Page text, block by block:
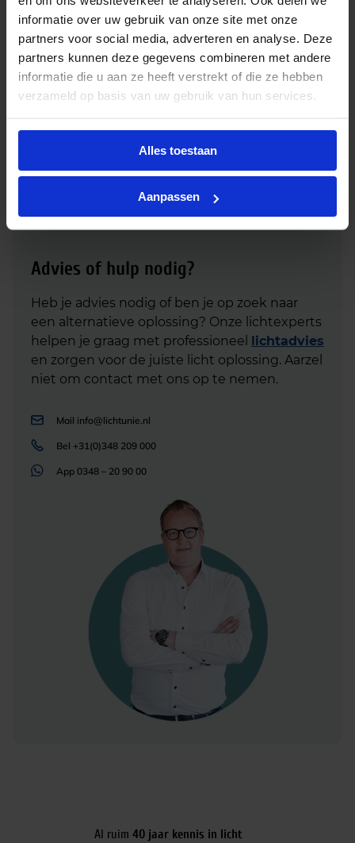
informatie over uw gebruik van onze site met onze
partners voor social media, adverteren en analyse. Deze
partners kunnen deze gegevens combineren met andere
informatie die u aan ze heeft verstrekt of die ze hebben
verzameld op basis van uw gebruik van hun services.
Alles toestaan
Aanpassen
Philips CorePro LED capsule 2W 827 G9 –
vervangt 25W
+
€ 5,15 excl. btw
Advies of hulp nodig?
Heb je advies nodig of ben je op zoek naar
een alternatieve oplossing? Onze lichtexperts
helpen je graag met professioneel lichtadvies
en zorgen voor de juiste licht oplossing. Aarzel
niet om contact met ons op te nemen.
Mail info@lichtunie.nl
Bel +31(0)348 209 000
App 0348 – 20 90 00
Al ruim 40 jaar kennis in licht